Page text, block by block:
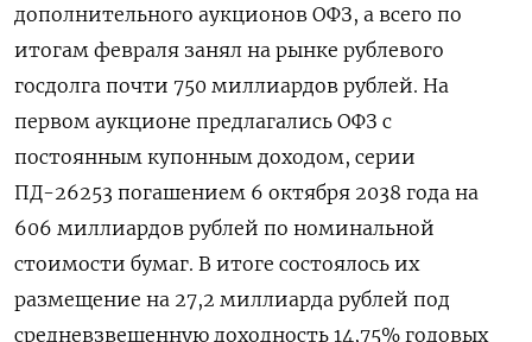
дополнительного аукционов ‌ОФЗ, а всего по
итогам февраля занял на рынке рублевого
госдолга почти 750 миллиардов рублей. На
первом аукционе предлагались ОФЗ с
постоянным купонным доходом, серии
ПД-26253 погашением 6 октября 2038 года ​на
606 миллиардов рублей по ​номинальной
стоимости бумаг. В итоге ​состоялось их
⁠размещение на 27,2 миллиарда рублей под
средневзвешенную доходность 14,75% годовых